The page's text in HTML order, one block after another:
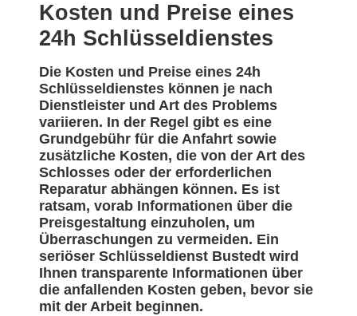
Kosten und Preise eines
24h Schlüsseldienstes
Die Kosten und Preise eines 24h
Schlüsseldienstes können je nach
Dienstleister und Art des Problems
variieren. In der Regel gibt es eine
Grundgebühr für die Anfahrt sowie
zusätzliche Kosten, die von der Art des
Schlosses oder der erforderlichen
Reparatur abhängen können. Es ist
ratsam, vorab Informationen über die
Preisgestaltung einzuholen, um
Überraschungen zu vermeiden. Ein
seriöser Schlüsseldienst Bustedt wird
Ihnen transparente Informationen über
die anfallenden Kosten geben, bevor sie
mit der Arbeit beginnen.